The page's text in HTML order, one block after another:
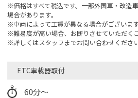
※価格はすべて税込です。一部外国車・改造
場合があります。
※車両によって工賃が異なる場合がございます
※難易度が高い場合、お断りさせていただく
※詳しくはスタッフまでお問い合わせください
ETC車載器取付
60分～